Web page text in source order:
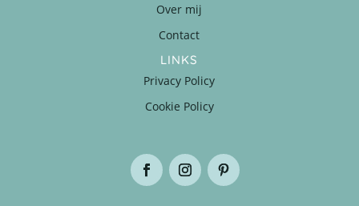
Over mij
Contact
LINKS
Privacy Policy
Cookie Policy